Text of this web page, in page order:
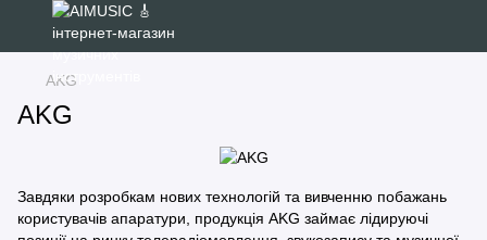
AKG
AKG
Завдяки розробкам нових технологій та вивченню побажань
користувачів апаратури, продукція AKG займає лідируючі